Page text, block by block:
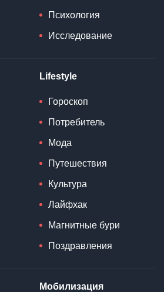
Психология
Исследование
Lifestyle
Гороскоп
Потребитель
Мода
Путешествия
Культура
Лайфхак
Магнитные бури
Поздравления
Мобилизация